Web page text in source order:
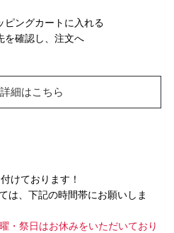
ングカートに入れる
を確認し、注文へ
細はこちら
けております！
は、下記の時間帯にお願いしま
・祭日はお休みをいただいており